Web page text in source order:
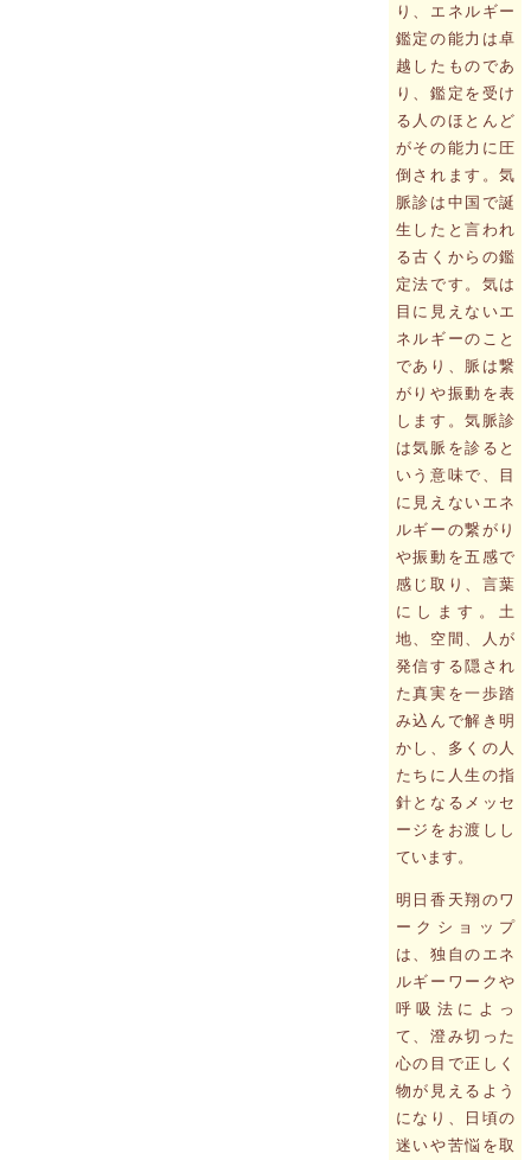
り、エネルギー
鑑定の能力は卓
越したものであ
り、鑑定を受け
る人のほとんど
がその能力に圧
倒されます。気
脈診は中国で誕
生したと言われ
る古くからの鑑
定法です。気は
目に見えないエ
ネルギーのこと
であり、脈は繋
がりや振動を表
します。気脈診
は気脈を診ると
いう意味で、目
に見えないエネ
ルギーの繋がり
や振動を五感で
感じ取り、言葉
にします。土
地、空間、人が
発信する隠され
た真実を一歩踏
み込んで解き明
かし、多くの人
たちに人生の指
針となるメッセ
ージをお渡しし
ています。
明日香天翔のワ
ークショップ
は、独自のエネ
ルギーワークや
呼吸法によっ
て、澄み切った
心の目で正しく
物が見えるよう
になり、日頃の
迷いや苦悩を取